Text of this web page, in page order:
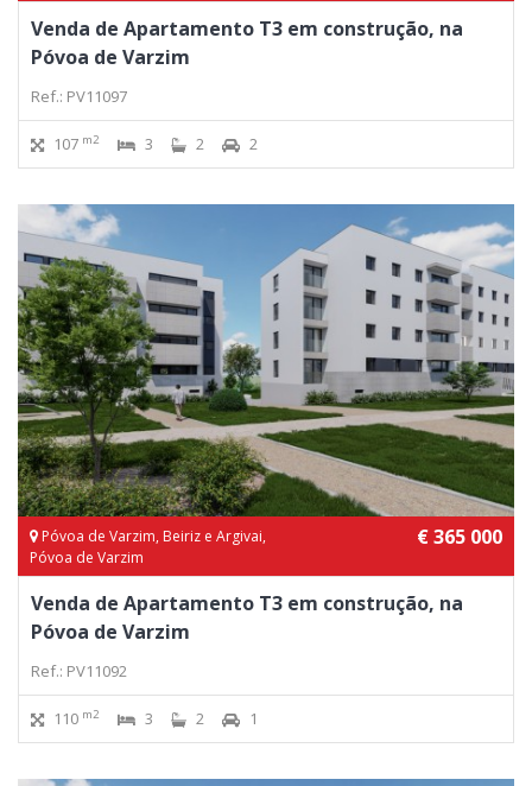
Venda de Apartamento T3 em construção, na
Póvoa de Varzim
Ref.: PV11097
107 m2 3 2 2
Póvoa de Varzim, Beiriz e Argivai,
Póvoa de Varzim
€ 365 000
Venda de Apartamento T3 em construção, na
Póvoa de Varzim
Ref.: PV11092
110 m2 3 2 1